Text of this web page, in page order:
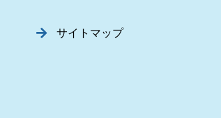
サイトマップ